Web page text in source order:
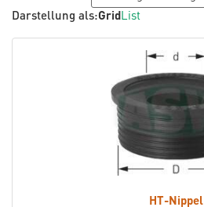
Darstellung als:GridList
HT-Nippel